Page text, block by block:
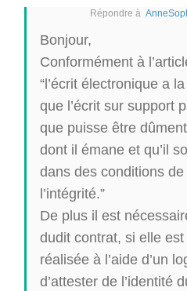
Répondre à
Bonjour,
Conformément à
“l’écrit électronique a
que l’écrit sur support
que puisse être
dont il émane et qu’il
dans des conditions
l’intégrité.”
De plus il est
dudit contrat, si elle
réalisée à l’aide d’un
d’attester de l’identité